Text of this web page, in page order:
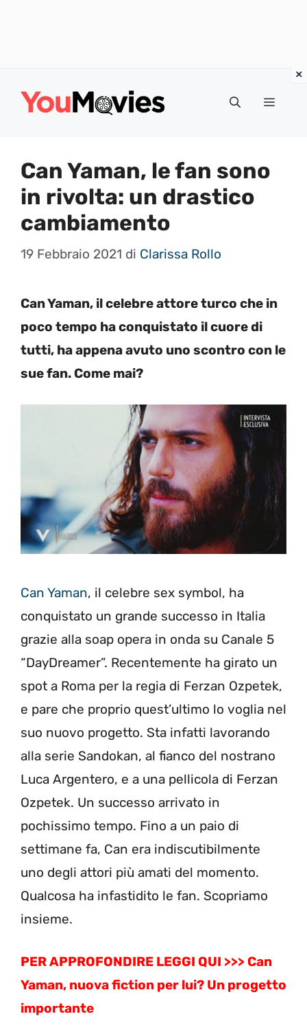
Menu
Can Yaman, le fan sono
in rivolta: un drastico
cambiamento
19 Febbraio 2021 di Clarissa Rollo
Can Yaman, il celebre attore turco che in
poco tempo ha conquistato il cuore di
tutti, ha appena avuto uno scontro con le
sue fan. Come mai?
Can Yaman, il celebre sex symbol, ha
conquistato un grande successo in Italia
grazie alla soap opera in onda su Canale 5
“DayDreamer”. Recentemente ha girato un
spot a Roma per la regia di Ferzan Ozpetek,
e pare che proprio quest’ultimo lo voglia nel
suo nuovo progetto. Sta infatti lavorando
alla serie Sandokan, al fianco del nostrano
Luca Argentero, e a una pellicola di Ferzan
Ozpetek. Un successo arrivato in
pochissimo tempo. Fino a un paio di
settimane fa, Can era indiscutibilmente
uno degli attori più amati del momento.
Qualcosa ha infastidito le fan. Scopriamo
insieme.
PER APPROFONDIRE LEGGI QUI >>> Can
Yaman, nuova fiction per lui? Un progetto
importante